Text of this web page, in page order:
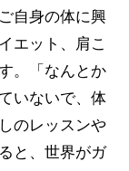
自身の体に興
エット、肩こ
。「なんとか
いないで、体
のレッスンや
と、世界がガ